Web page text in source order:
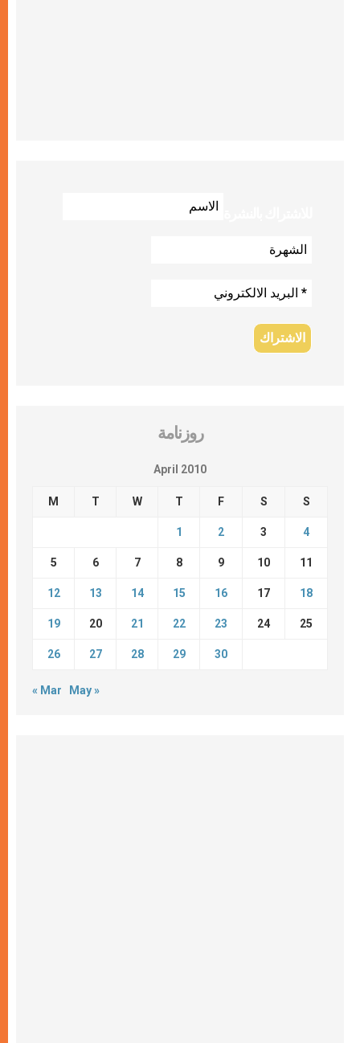
روزنامة
April 2010
M T W T F S S
1 2 3 4
5 6 7 8 9 10 11
12 13 14 15 16 17 18
19 20 21 22 23 24 25
26 27 28 29 30
« Mar May »